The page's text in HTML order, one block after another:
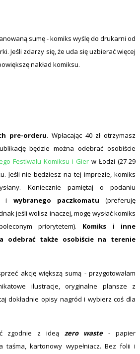
sumę - komiks wyślę do drukarni od
Jeśli zdarzy się, że uda się uzbierać więcej
nakład komiksu.
pre-orderu. Wpłacając 40 zł otrzymasz
będzie można odebrać osobiście
Festiwalu Komiksu i Gier w Łodzi (27-29
Jeśli nie będziesz na tej imprezie, komiks
Koniecznie pamiętaj o podaniu
i wybranego paczkomatu (preferuję
jeśli wolisz inaczej, mogę wysłać komiks
priorytetem). Komiks i inne
odebrać także osobiście na terenie
akcję większą sumą - przygotowałam
ilustracje, oryginalne plansze z
dokładnie opisy nagród i wybierz coś dla
zgodnie z ideą zero waste- papier
taśma, kartonowy wypełniacz. Bez folii i